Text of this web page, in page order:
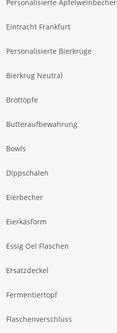
Personalisierte Apfelweinbecher
Eintracht Frankfurt
Personalisierte Bierkrüge
Bierkrug Neutral
Brottöpfe
Butteraufbewahrung
Bowls
Dippschalen
Eierbecher
Eierkäsform
Essig Oel Flaschen
Ersatzdeckel
Fermentiertopf
Flaschenverschluss